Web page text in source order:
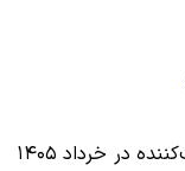
طبق داده‌های نمودار، شاخص قیمت مصرف‌کننده در خرداد ۱۴۰۵